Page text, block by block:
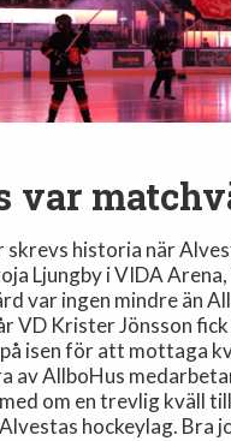
var
skrevs historia när
Ljungby i VIDA Arena,
var ingen mindre än
VD Krister Jönsson
isen för att mottaga
av AllboHus
om en trevlig kväll
hockeylag. Bra